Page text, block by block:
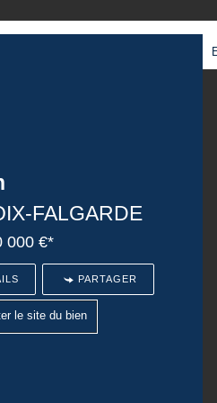
FALGARDE
000 €*
PARTAGER
le site du bien